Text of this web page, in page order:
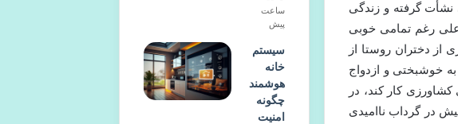
گرفته و زندگی
رغم تمامی خوبی
از دختران روستا از
خوشبختی و ازدواج
کار کند، در
در گرداب ناامیدی
ساعت
پیش
سیستم
خانه
هوشمند
چگونه
امنیت